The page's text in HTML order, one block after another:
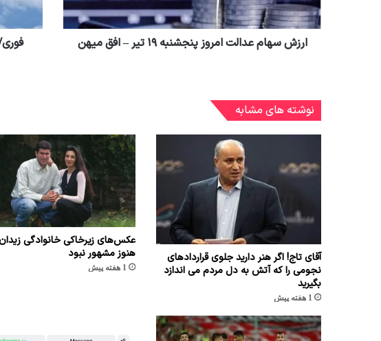
ارزش سهام عدالت امروز پنجشنبه ۱۹ تیر – افق میهن
نوشته های مشابه
آقای تاج! اگر هنر دارید جلوی قراردادهای
نجومی را که آتش به دل مردم می اندازد
بگیرید
1 هفته پیش
عکس‌های زیرخاکی خانوادگی
هنوز مشهور نبود
1 هفته پیش